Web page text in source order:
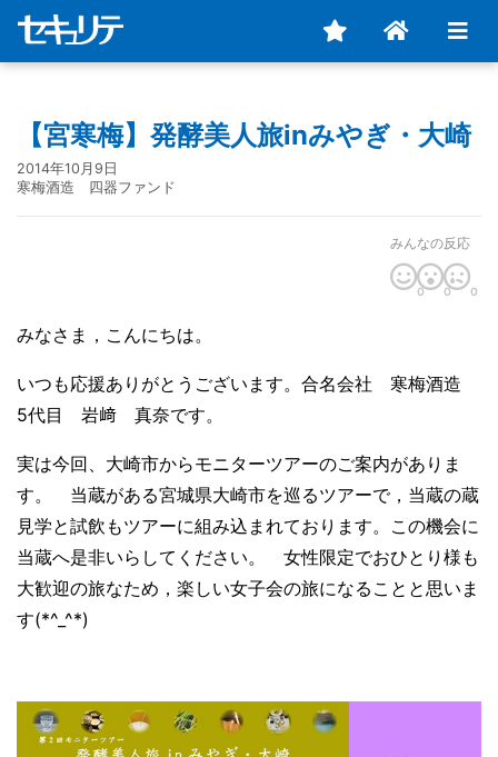
【宮寒梅】発酵美人旅inみやぎ・大崎
2014年10月9日
寒梅酒造 四器ファンド
みんなの反応
0 0 0
みなさま，こんにちは。
いつも応援ありがとうございます。合名会社 寒梅酒造
5代目 岩﨑 真奈です。
実は今回、大崎市からモニターツアーのご案内がありま
す。 当蔵がある宮城県大崎市を巡るツアーで，当蔵の蔵
見学と試飲もツアーに組み込まれております。この機会に
当蔵へ是非いらしてください。 女性限定でおひとり様も
大歓迎の旅なため， 楽しい女子会の旅になることと思いま
す(*^_^*)